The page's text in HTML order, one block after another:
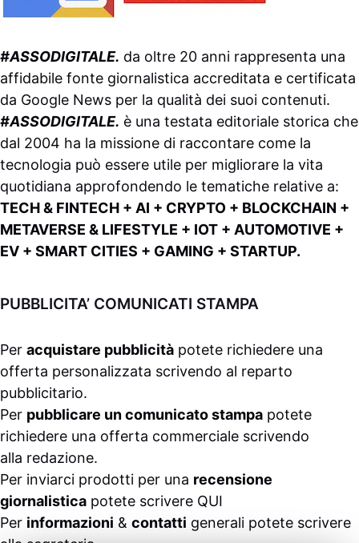
#ASSODIGITALE. da oltre 20 anni rappresenta una
affidabile fonte giornalistica accreditata e certificata
da Google News per la qualità dei suoi contenuti.
#ASSODIGITALE. è una testata editoriale storica che
dal 2004 ha la missione di raccontare come la
tecnologia può essere utile per migliorare la vita
quotidiana approfondendo le tematiche relative a:
TECH & FINTECH + AI + CRYPTO + BLOCKCHAIN +
METAVERSE & LIFESTYLE + IOT + AUTOMOTIVE +
EV + SMART CITIES + GAMING + STARTUP.
PUBBLICITA’ COMUNICATI STAMPA
Per acquistare pubblicità potete richiedere una
offerta personalizzata scrivendo al reparto
pubblicitario.
Per pubblicare un comunicato stampa potete
richiedere una offerta commerciale scrivendo
alla redazione.
Per inviarci prodotti per una recensione
giornalistica potete scrivere QUI
Per informazioni & contatti generali potete scrivere